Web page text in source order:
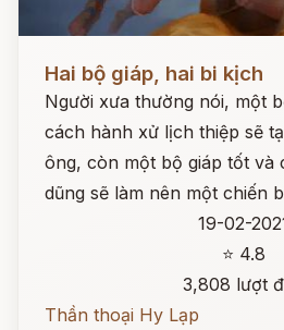
Hai bộ giáp, hai bi kịch
Người xưa thường nói, một
cách hành xử lịch thiệp sẽ
ông, còn một bộ giáp tốt và
dũng sẽ làm nên một chiến
19-02-
⭐ 4.8
3,808 lượt
Thần thoại Hy Lạp